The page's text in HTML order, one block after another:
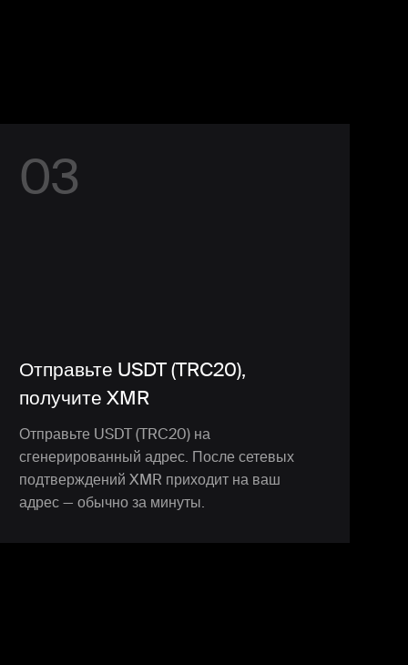
03
Отправьте USDT (TRC20),
получите XMR
Отправьте USDT (TRC20) на
сгенерированный адрес. После сетевых
подтверждений XMR приходит на ваш
адрес — обычно за минуты.